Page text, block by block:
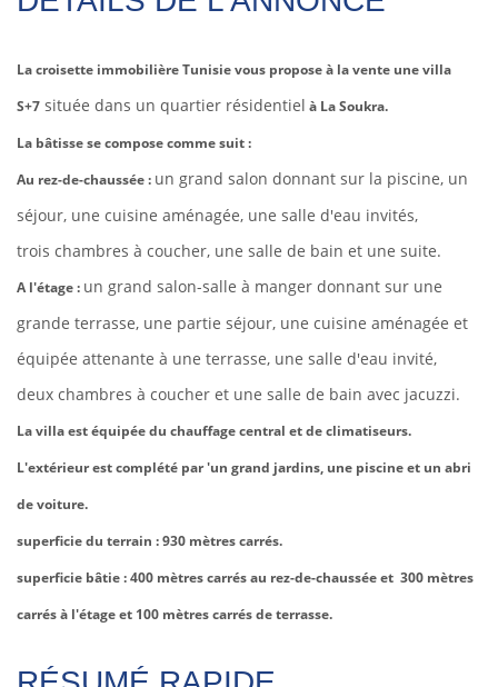
La croisette immobilière Tunisie vous propose à la vente une villa
S+7 située dans un quartier résidentiel à La Soukra.
La bâtisse se compose comme suit :
Au rez-de-chaussée : un grand salon donnant sur la piscine, un
séjour, une cuisine aménagée, une salle d'eau invités,
trois chambres à coucher, une salle de bain et une suite.
A l'étage : un grand salon-salle à manger donnant sur une
grande terrasse, une partie séjour, une cuisine aménagée et
équipée attenante à une terrasse, une salle d'eau invité,
deux chambres à coucher et une salle de bain avec jacuzzi.
La villa est équipée du chauffage central et de climatiseurs.
L'extérieur est complété par 'un grand jardins, une piscine et un abri
de voiture.
superficie du terrain : 930 mètres carrés.
superficie bâtie : 400 mètres carrés au rez-de-chaussée et 300 mètres
carrés à l'étage et 100 mètres carrés de terrasse.